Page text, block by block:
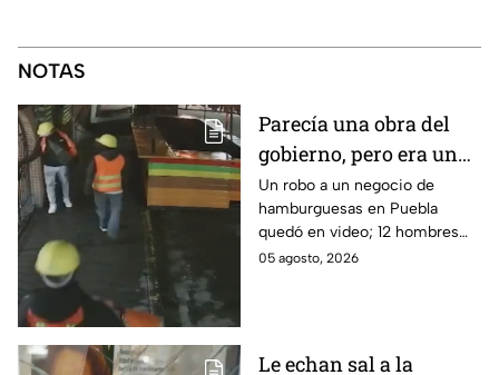
NOTAS
Parecía una obra del
gobierno, pero era un
robo planeado: Así
saquearon negocio de
hamburguesas en
Puebla
Un robo a un negocio de
hamburguesas en Puebla
quedó en video; 12 hombres
habrían fingido ser
05 agosto, 2026
Le echan sal a la